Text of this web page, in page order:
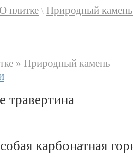
О плитке \ Природный камень
» Природный камень
травертина
карбонатная